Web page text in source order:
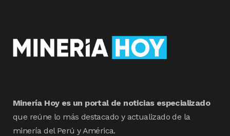
Minería Hoy es un portal de noticias especializado
que reúne lo más destacado y actualizado de la
minería del Perú y América.